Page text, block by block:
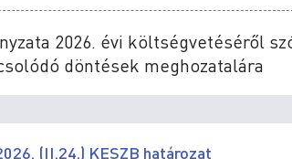
2026. évi költségvetéséről
döntések meghozatalára
(II.24.) KESZB határozat